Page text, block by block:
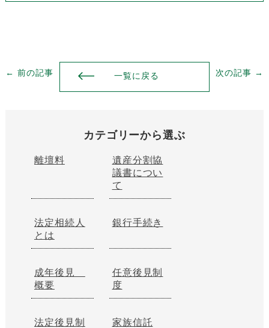
← 前の記事 一覧に戻る 次の記事 →
カテゴリーから選ぶ
離壇料
遺産分割協
議書につい
て
法定相続人
とは
銀行手続き
成年後見
概要
任意後見制
度
法定後見制 家族信託